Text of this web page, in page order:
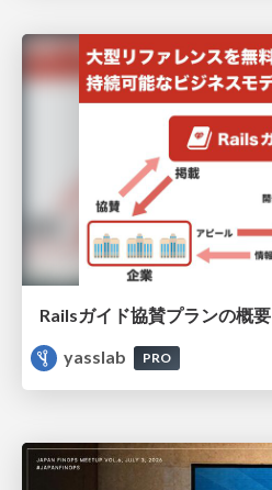
Railsガイド協賛プランの概要
yasslab
PRO